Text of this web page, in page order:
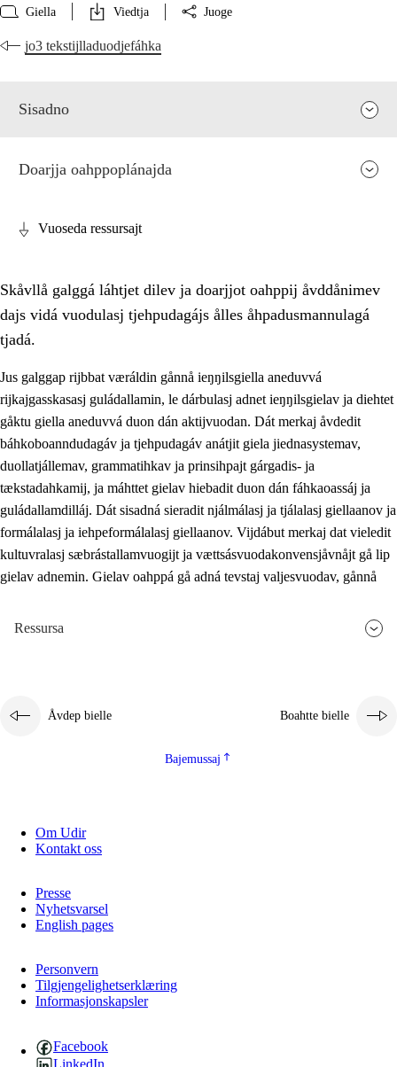
Giella Viedtja Juoge
jo3 tekstijlladuodjefáhka
Sisadno
2. Prinsihpa oahppama, åvddånahttema ja ávddama hárráj
2.1 Sosiála oahppam ja åvddånibme
2.2 Máhtudahka fágáj hárráj
2.3 Vuodulasj tjehpudagá
2.4 Oahppat oahppat
Doaresfágalasj tiemá
Doarjja oahppoplánajda
Vuoseda ressursajt
Skåvllå galggá láhtjet dilev ja doarjjot oahppij åvddånimev
dajs vidá vuodulasj tjehpudagájs ålles åhpadusmannulagá
tjadá.
Jus galggap rijbbat væráldin gånnå ieŋŋilsgiella aneduvvá
rijkajgasskasasj guládallamin, le dárbulasj adnet ieŋŋilsgielav ja diehtet
gåktu giella aneduvvá duon dán aktijvuodan. Dát merkaj åvdedit
báhkoboanndudagáv ja tjehpudagáv anátjit giela jiednasystemav,
duollatjállemav, grammatihkav ja prinsihpajt gárgadis- ja
tækstadahkamij, ja máhttet gielav hiebadit duon dán fáhkaoassáj ja
guládallamdilláj. Dát sisadná sieradit njálmálasj ja tjálalasj giellaanov ja
formálalasj ja iehpeformálalasj giellaanov. Vijdábut merkaj dat vieledit
kultuvralasj sæbrástallamvuogijt ja vættsásvuodakonvensjåvnåjt gå lip
gielav adnemin. Gielav oahppá gå adná tevstaj valjesvuodav, gånnå
Ressursa
Åvdep bielle Boahtte bielle
Bajemussaj
Om Udir
Kontakt oss
Presse
Nyhetsvarsel
English pages
Personvern
Tilgjengelighetserklæring
Informasjonskapsler
Facebook